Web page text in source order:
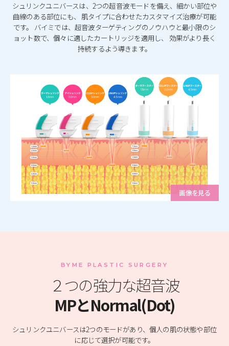
シュリンクユニバースは、2つの超音波モードを備え、細かい部位や
曲線のある部位にも、 肌タイプに合わせたカスタマイズ治療が可能
です。 バイミでは、超音波ターゲティングのノウハウと最小限のシ
ョット数で、個々に適したカートリッジを適用し、
効果がより長く
持続するよう導きます。
画像を見る
BYME PLASTIC SURGERY
２つの強力な超音波
MPとNormal(Dot)
シュリンクユニバースは2つのモードがあり、個人の肌の状態や部位
に応じて選択が可能です。